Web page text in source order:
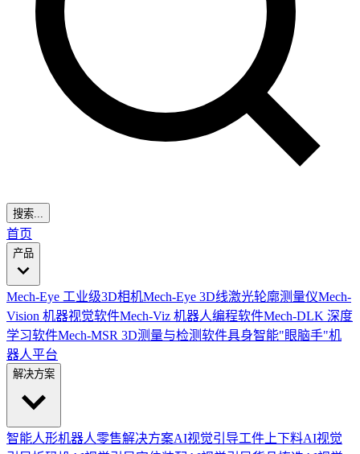
搜索...
首页
产品
Mech-Eye 工业级3D相机Mech-Eye 3D线激光轮廓测量仪Mech-
Vision 机器视觉软件Mech-Viz 机器人编程软件Mech-DLK 深度
学习软件Mech-MSR 3D测量与检测软件具身智能"眼脑手"机
器人平台
解决方案
智能人形机器人零售解决方案AI视觉引导工件上下料AI视觉